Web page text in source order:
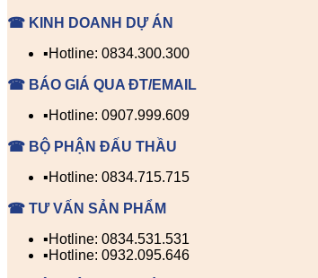
☎ KINH DOANH DỰ ÁN
▪️Hotline: 0834.300.300
☎ BÁO GIÁ QUA ĐT/EMAIL
▪️Hotline: 0907.999.609
☎ BỘ PHẬN ĐẤU THẦU
▪️Hotline: 0834.715.715
☎ TƯ VẤN SẢN PHẨM
▪️Hotline: 0834.531.531
▪️Hotline: 0932.095.646